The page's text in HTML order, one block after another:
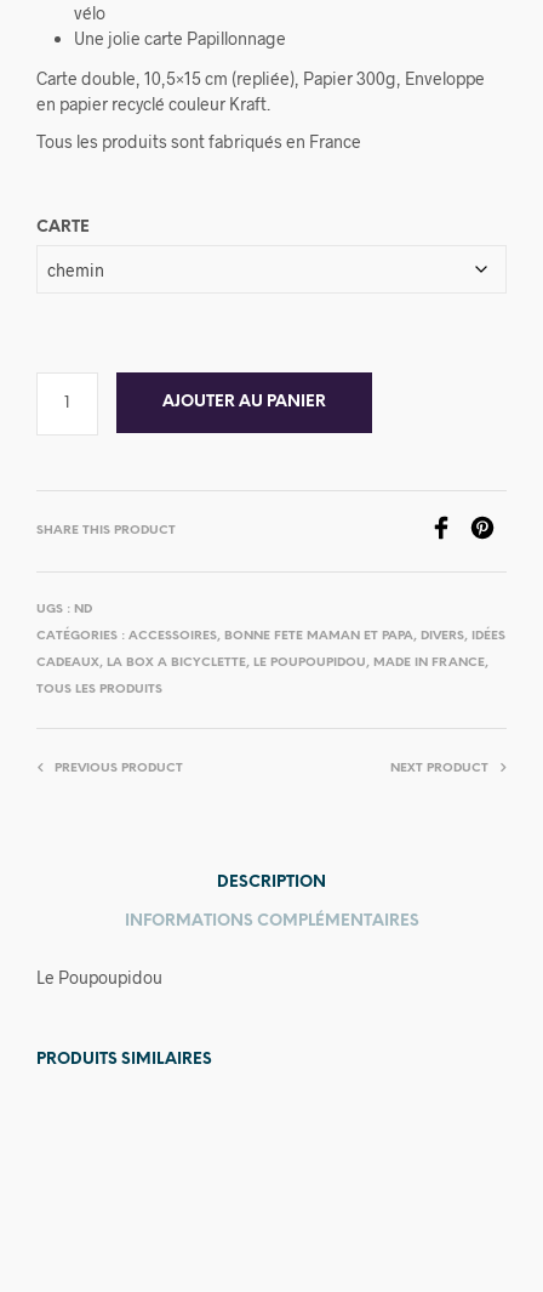
vélo
Une jolie carte Papillonnage
Carte double, 10,5×15 cm (repliée), Papier 300g, Enveloppe
en papier recyclé couleur Kraft.
Tous les produits sont fabriqués en France
CARTE
AJOUTER AU PANIER
SHARE THIS PRODUCT
UGS : ND
CATÉGORIES : ACCESSOIRES, BONNE FETE MAMAN ET PAPA, DIVERS,
IDÉES
CADEAUX, LA BOX A BICYCLETTE, LE POUPOUPIDOU, MADE IN FRANCE,
TOUS LES PRODUITS
PREVIOUS PRODUCT NEXT PRODUCT
DESCRIPTION
INFORMATIONS COMPLÉMENTAIRES
Le Poupoupidou
PRODUITS SIMILAIRES